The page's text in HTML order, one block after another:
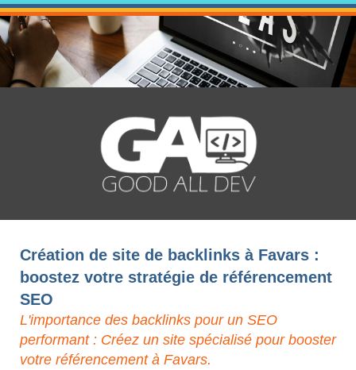
Création de site de backlinks à Favars :
boostez votre stratégie de référencement
SEO
L'importance des backlinks pour un SEO
performant : Créez un site spécialisé pour booster
votre référencement à Favars.